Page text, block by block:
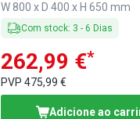
W 800 x D 400 x H 650 mm
Com stock: 3 - 6 Dias
262,99 €*
PVP475,99 €
Adicione ao